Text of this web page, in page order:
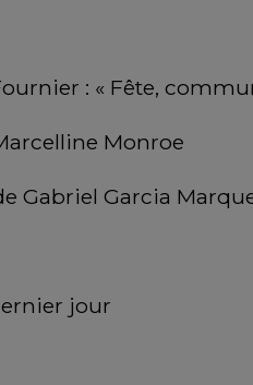
: « Fête,
Monroe
Gabriel Garcia
jour